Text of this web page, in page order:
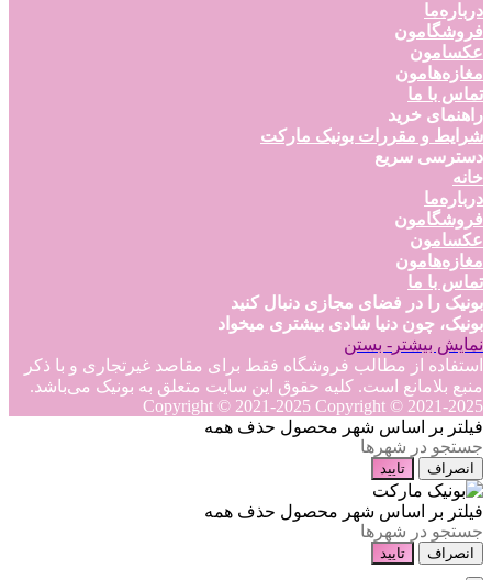
درباره‌ما
فروشگامون
عکسامون
مغازه‌هامون
تماس با ما
راهنمای خرید
شرایط و مقررات بونیک مارکت
دسترسی سریع
خانه
درباره‌ما
فروشگامون
عکسامون
مغازه‌هامون
تماس با ما
بونیک را در فضای مجازی دنبال کنید
بونیک، چون دنیا شادی بیشتری میخواد
نمایش بیشتر - بستن
استفاده از مطالب فروشگاه فقط برای مقاصد غیرتجاری و با ذکر
منبع بلامانع است. کلیه حقوق این سایت متعلق به بونیک می‌باشد.
Copyright © 2021-2025 Copyright © 2021-2025
فیلتر بر اساس شهر محصول حذف همه
انصراف تایید
فیلتر بر اساس شهر محصول حذف همه
انصراف تایید